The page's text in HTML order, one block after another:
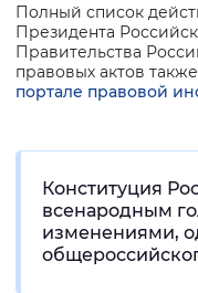
Нормальный
Полный список
Президента
Правительства
правовых актов
портале правовой
Конституция
всенародным
изменениями,